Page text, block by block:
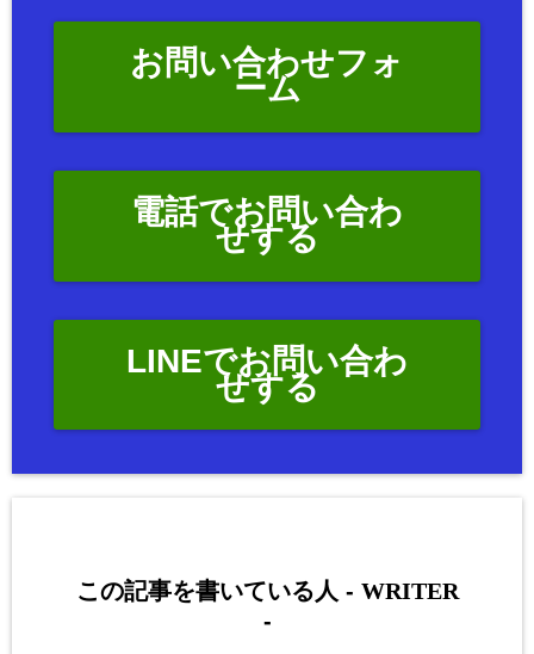
お問い合わせフォ
ーム
電話でお問い合わ
せする
LINEでお問い合わ
せする
この記事を書いている人 - WRITER
-